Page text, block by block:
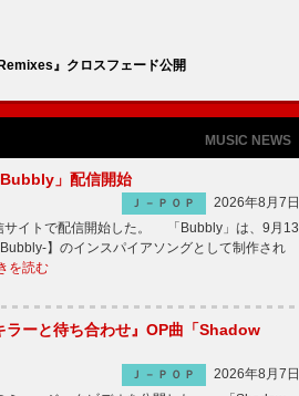
』クロスフェード公開
MUSIC NEWS
」配信開始
Ｊ－ＰＯＰ
2026年8月7日
イトで配信開始した。 「Bubbly」は、9月13
】のインスパイアソングとして制作され
を読む
ーと待ち合わせ』OP曲「Shadow
Ｊ－ＰＯＰ
2026年8月7日